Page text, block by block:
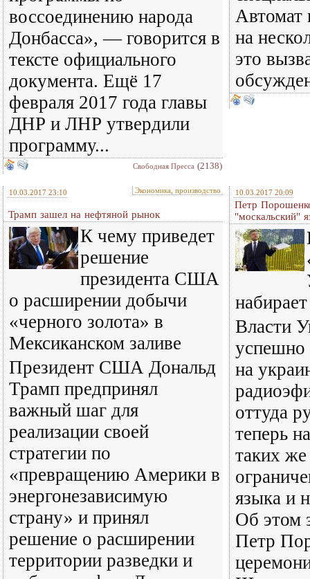
воссоединению народа
Донбасса», — говорится в
тексте официального
документа. Ещё 17
февраля 2017 года главы
ДНР и ЛНР утвердили
программу...
Свободная Пресса (2138)
Автомат
на
это
10.03.2017 23:10 Экономика, производство
Трамп зашел на нефтяной рынок
К чему приведет
решение
президента США
о расширении добычи
«черного золота» в
Мексиканском заливе
Президент США Дональд
Трамп предпринял
важный шаг для
реализации своей
стратегии по
«превращению Америки в
энергонезависимую
страну» и принял
решение о расширении
территории разведки и
10.03.2017 20:09
Петр
"москальский"
Власти
успешно
на
оттуда
теперь
таких
языка и
Об этом
Петр